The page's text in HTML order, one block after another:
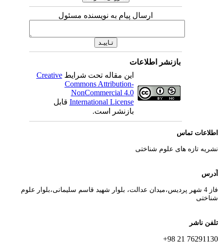
ارسال پیام به نویسنده مسئول
بازنشر اطلاعات
این مقاله تحت شرایطCreative
Commons Attribution-
NonCommercial 4.0
International Licenseقابل
بازنشر است.
تماس
تازه های علوم شناختی
فاز 4 شهر پردیس،میدان عدالت، بلوار شهید قاسم سلیمانی،بلوار علوم
ناشر
76291130 21